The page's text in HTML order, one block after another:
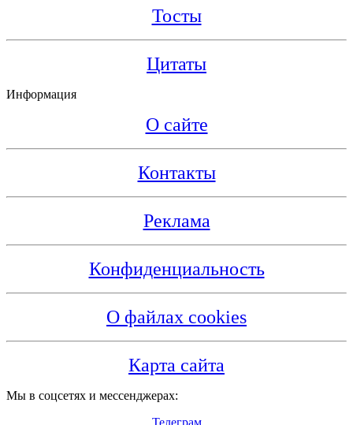
Тосты
Цитаты
Информация
О сайте
Контакты
Реклама
Конфиденциальность
О файлах cookies
Карта сайта
Мы в соцсетях и мессенджерах: